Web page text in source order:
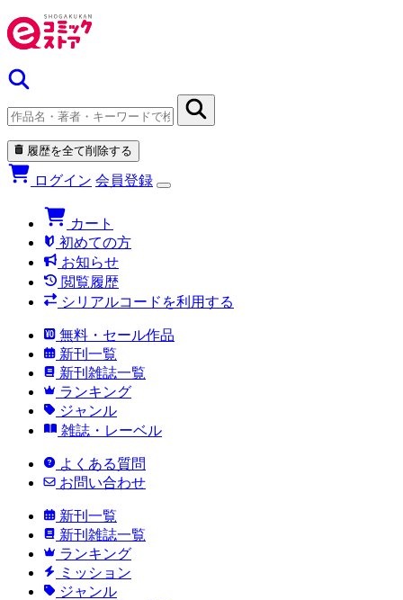
履歴を全て削除する
ログイン 会員登録
カート
初めての方
お知らせ
閲覧履歴
シリアルコードを利用する
無料・セール作品
新刊一覧
新刊雑誌一覧
ランキング
ジャンル
雑誌・レーベル
よくある質問
お問い合わせ
新刊一覧
新刊雑誌一覧
ランキング
ミッション
ジャンル